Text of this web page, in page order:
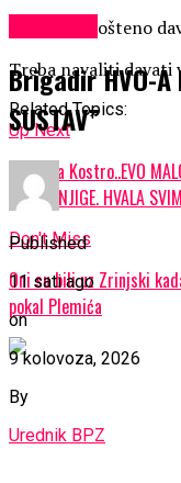
To bi bilo pošteno
Treba navaliti davati
Related Topics:
Up Next
Miljenka Kostro..EVO
DVIJE KNJIGE. HVALA
Don't Miss
Oni su bili uz Zrinjski
pokal Plemića
Brigadir HVO-A
SUSTAV”
Published
11 sati ago
on
9 kolovoza, 2026
By
Urednik BPZ